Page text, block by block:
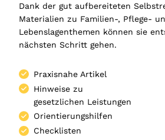
Dank der gut aufbereiteten
Materialien zu Familien-, Pflege-
Lebenslagenthemen können sie
nächsten Schritt gehen.
Praxisnahe Artikel
Hinweise zu
gesetzlichen Leistungen
Orientierungshilfen
Checklisten